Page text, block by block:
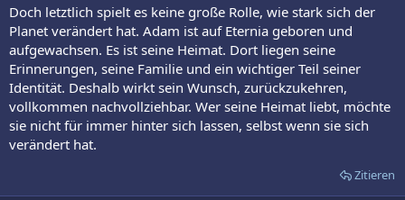
Doch letztlich spielt es keine große Rolle, wie stark sich der
Planet verändert hat. Adam ist auf Eternia geboren und
aufgewachsen. Es ist seine Heimat. Dort liegen seine
Erinnerungen, seine Familie und ein wichtiger Teil seiner
Identität. Deshalb wirkt sein Wunsch, zurückzukehren,
vollkommen nachvollziehbar. Wer seine Heimat liebt, möchte
sie nicht für immer hinter sich lassen, selbst wenn sie sich
verändert hat.
Zitieren